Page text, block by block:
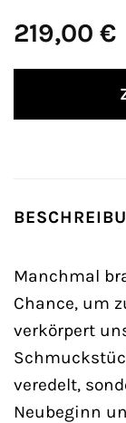
219,00 €
Manchmal
Chance, um
verkörpert
veredelt,
Neubeginn